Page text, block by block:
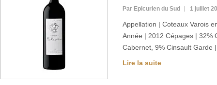
Par Epicurien du Sud 1 juillet
Appellation | Coteaux Varois
Année | 2012 Cépages | 32%
Cabernet, 9% Cinsault Garde
Lire la suite